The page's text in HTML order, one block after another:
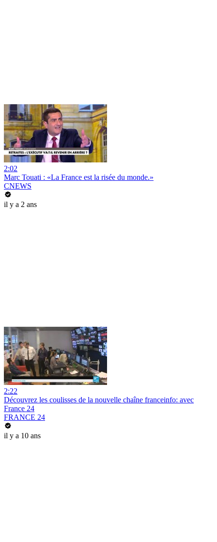
2:02
Marc Touati : «La France est la risée du monde.»
CNEWS
il y a 2 ans
2:22
Découvrez les coulisses de la nouvelle chaîne franceinfo: avec
France 24
FRANCE 24
il y a 10 ans